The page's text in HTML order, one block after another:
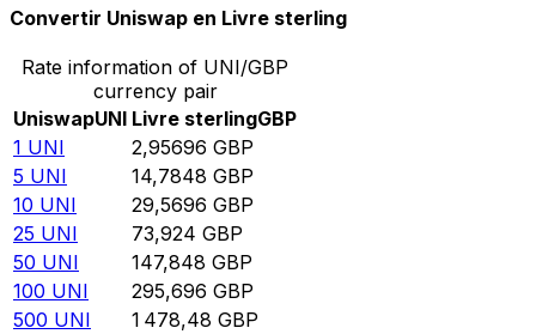
Convertir Uniswap en Livre sterling
Rate information of UNI/GBP
currency pair
UniswapUNI Livre sterlingGBP
1 UNI 2,95696 GBP
5 UNI 14,7848 GBP
10 UNI 29,5696 GBP
25 UNI 73,924 GBP
50 UNI 147,848 GBP
100 UNI 295,696 GBP
500 UNI 1 478,48 GBP